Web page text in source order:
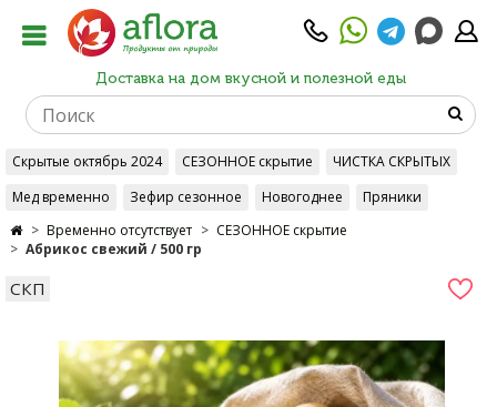
Доставка на дом вкусной и полезной еды
Скрытые октябрь 2024 СЕЗОННОЕ скрытие
ЧИСТКА СКРЫТЫХ
Мед временно
Зефир сезонное Новогоднее
Пряники
Временно отсутствует
СЕЗОННОЕ скрытие
Абрикос свежий / 500 гр
СКП